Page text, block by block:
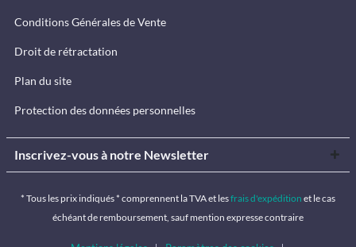
Conditions Générales de Vente
Droit de rétractation
Plan du site
Protection des données personnelles
Inscrivez-vous à notre Newsletter
* Tous les prix indiqués * comprennent la TVA et lesfrais d'expédition et le cas
échéant de remboursement, sauf mention expresse contraire